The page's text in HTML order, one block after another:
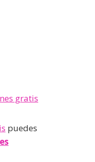
gratis
puedes